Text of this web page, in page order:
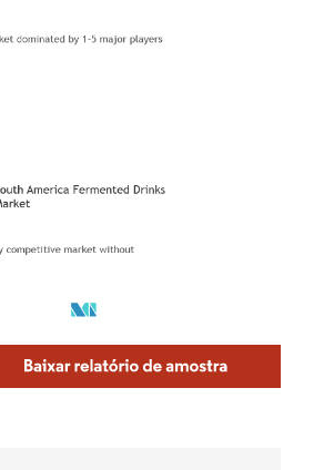
atribuição conforme CC BY 4.0.